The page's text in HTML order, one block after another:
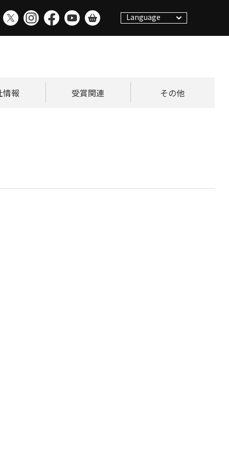
Language
情報 受賞関連 その他